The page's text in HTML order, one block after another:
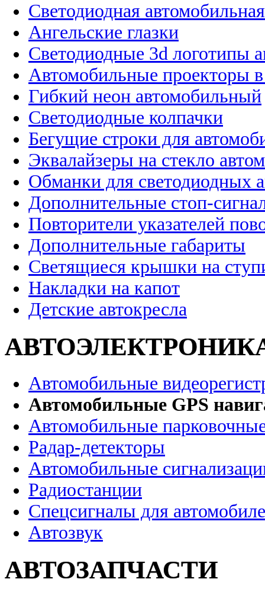
Светодиодная
Ангельские глазки
Светодиодные 3d логотипы
Автомобильные проекторы
Гибкий неон автомобильный
Светодиодные колпачки
Бегущие строки для
Эквалайзеры на стекло
Обманки для светодиодных
Дополнительные стоп-
Повторители указателей
Дополнительные габариты
Светящиеся крышки на
Накладки на капот
Детские автокресла
Автомобильные
Автомобильные GPS
Автомобильные
Радар-детекторы
Автомобильные
Радиостанции
Спецсигналы для
Автозвук
АВТОЗАПЧАСТИ